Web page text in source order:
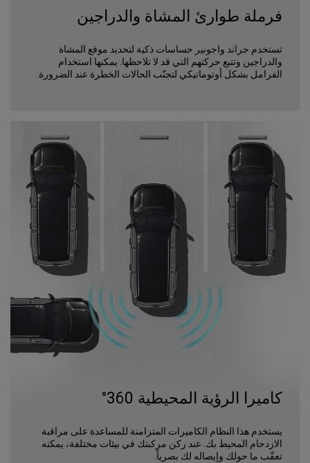
فرملة طوارئ المشاة والدراجين
تستخدم جراند واجونير حساسات ذكية لتحديد موقع المشاة
والدراجين وتتبع حركتهم التي قد لا تلاحظها. يمكنها استخدام
الفرامل بشكل أوتوماتيكي لتجنّب الحالات الخطرة عند الضرورة.
كاميرا الرؤية المحيطية 360°
يستخدم هذا النظام الكاميرات المتزامنة للمساعدة على مراقبة
الازدحام المحيط بك. عند ركن مركبتك في بيئات مختلفة، يمكنه
تعقّب ما حولك وإيصاله لك بصرياً.